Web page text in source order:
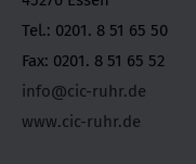
Tel.: 0201. 8 51 65 50
Fax: 0201. 8 51 65 52
info@cic-ruhr.de
www.cic-ruhr.de